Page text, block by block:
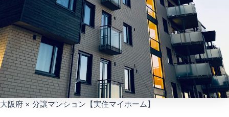
大阪府 × 分譲マンション【実住マイホーム】